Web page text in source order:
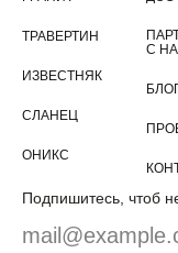
+7
Нажимая на кнопку Вы
конфиденциальности и
ТРАВЕРТИН
ИЗВЕСТНЯК
СЛАНЕЦ
ОНИКС
С
Подпишитесь, чтоб